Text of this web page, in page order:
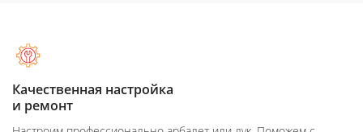
Оплата при
получение товара